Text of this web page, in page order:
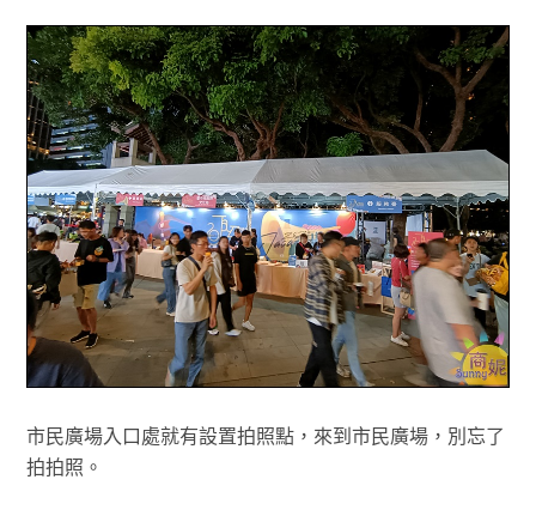
市民廣場入口處就有設置拍照點，來到市民廣場，別忘了
拍拍照。